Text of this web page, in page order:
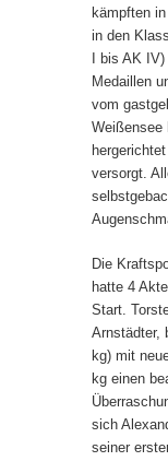
kämpften
in den
I bis AK
Medaillen
vom
Weißensee
versorgt.
Die
hatte 4
Start.
Arnstädter,
kg) mit
kg einen
sich
seiner